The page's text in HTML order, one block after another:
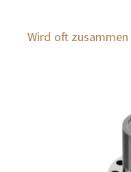
Wird oft